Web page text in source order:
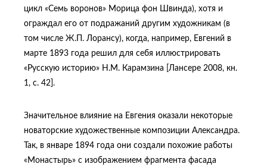
цикл «Семь воронов» Морица фон Швинда), хотя и
ограждал его от подражаний другим художникам (в
том числе Ж.П. Лорансу), когда, например, Евгений в
марте 1893 года решил для себя иллюстрировать
«Русскую историю» Н.М. Карамзина [Лансере 2008, кн.
1, с. 42].
Значительное влияние на Евгения оказали некоторые
новаторские художественные композиции Александра.
Так, в январе 1894 года они создали похожие работы
«Монастырь» с изображением фрагмента фасада